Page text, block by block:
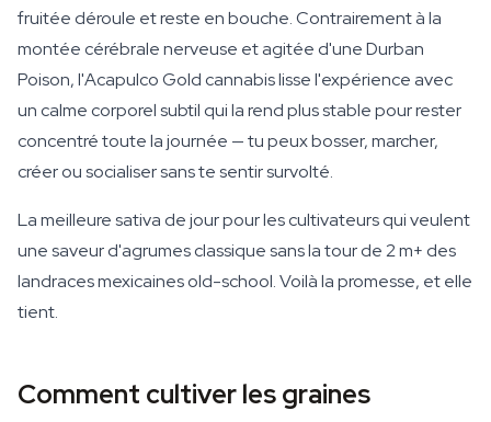
fruitée déroule et reste en bouche. Contrairement à la
montée cérébrale nerveuse et agitée d'une Durban
Poison, l'Acapulco Gold cannabis lisse l'expérience avec
un calme corporel subtil qui la rend plus stable pour rester
concentré toute la journée — tu peux bosser, marcher,
créer ou socialiser sans te sentir survolté.
La meilleure sativa de jour pour les cultivateurs qui veulent
une saveur d'agrumes classique sans la tour de 2 m+ des
landraces mexicaines old-school. Voilà la promesse, et elle
tient.
Comment cultiver les graines